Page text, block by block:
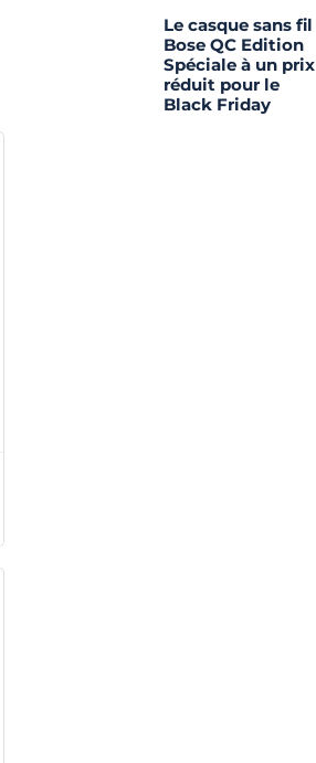
Le casque sans fil
Bose QC Edition
Spéciale à un prix
réduit pour le
Black Friday